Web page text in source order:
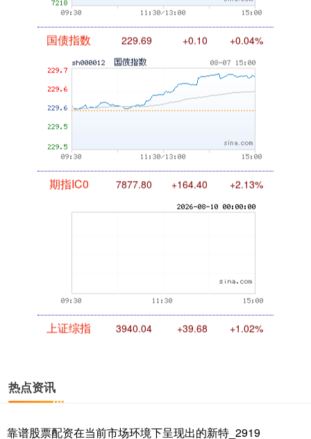
国债指数
期指IC0
上证综指
热点资讯
靠谱股票配资在当前市场环境下呈现出的新特_2919